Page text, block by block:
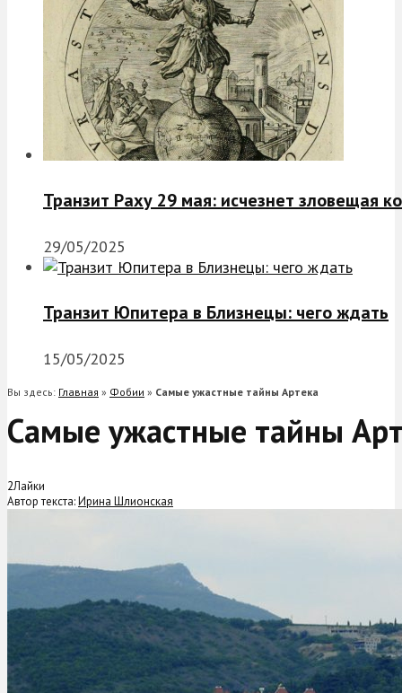
Транзит Раху 29 мая: исчезнет зловещая
29/05/2025
Транзит Юпитера в Близнецы: чего ждать
15/05/2025
Вы здесь: Главная » Фобии » Самые ужастные тайны Артека
Самые ужастные тайны
2Лайки
Автор текста:Ирина Шлионская